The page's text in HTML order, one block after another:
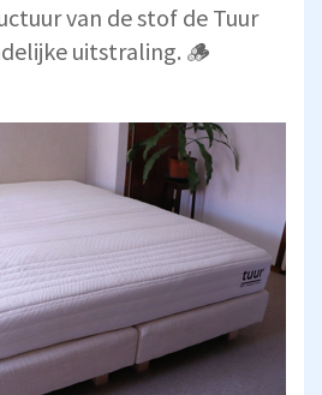
van de stof de Tuur
uitstraling. 🪵